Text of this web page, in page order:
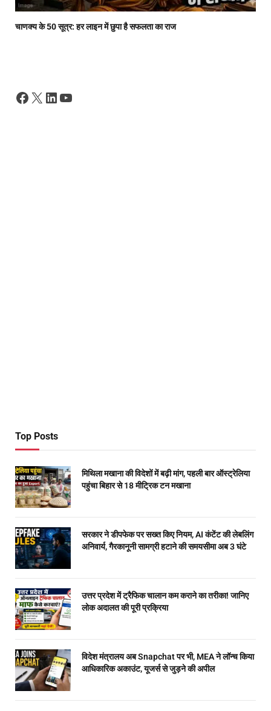
चाणक्य के 50 सूत्र: हर लाइन में छुपा है सफलता का राज
Facebook
X LinkedIn
YouTube
Top Posts
मिथिला मखाना की विदेशों में बढ़ी मांग, पहली बार ऑस्ट्रेलिया
पहुंचा बिहार से 18 मीट्रिक टन मखाना
सरकार ने डीपफेक पर सख्त किए नियम, AI कंटेंट की लेबलिंग
अनिवार्य, गैरकानूनी सामग्री हटाने की समयसीमा अब 3 घंटे
उत्तर प्रदेश में ट्रैफिक चालान कम कराने का तरीका! जानिए
लोक अदालत की पूरी प्रक्रिया
विदेश मंत्रालय अब Snapchat पर भी, MEA ने लॉन्च किया
आधिकारिक अकाउंट, यूजर्स से जुड़ने की अपील